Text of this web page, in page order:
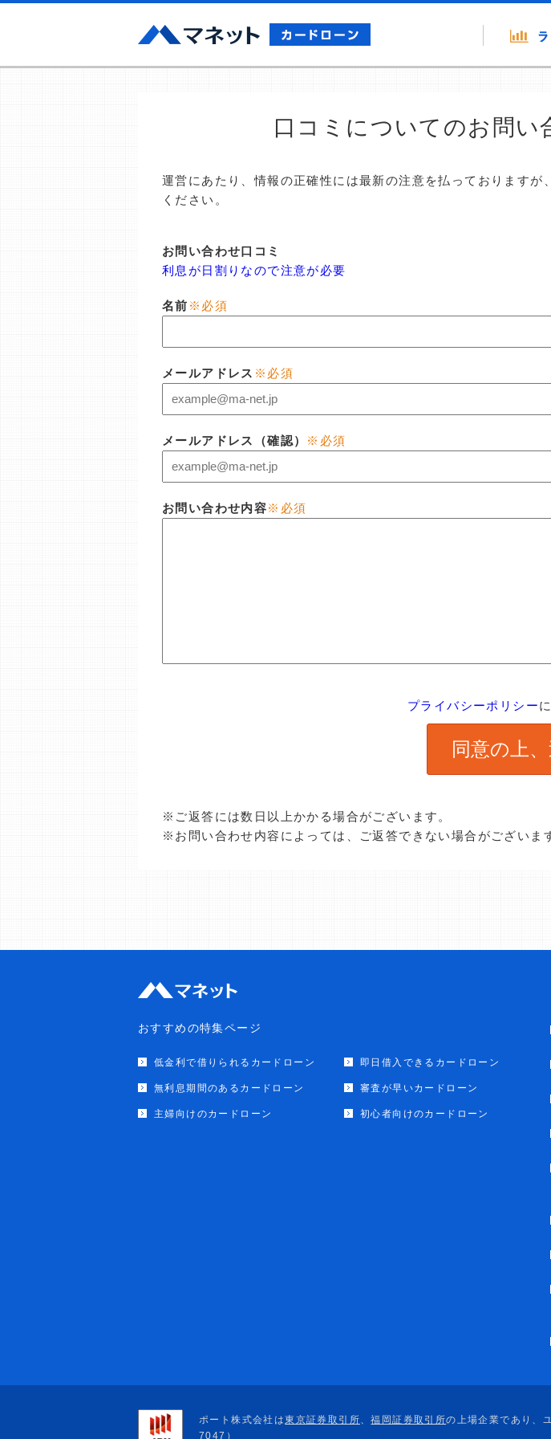
口コミについてのお問い
運営にあたり、情報の正確性には最新の注意を払っております
ください。
お問い合わせ口コミ
利息が日割りなので注意が必要
名前 ※必須
メールアドレス ※必須
メールアドレス（確認） ※必須
お問い合わせ内容※必須
プライバシーポリシー
※ご返答には数日以上かかる場合がございます。
※お問い合わせ内容によっては、ご返答できない場合がございま
おすすめの特集ページ
低金利で借りられるカードローン 即日借入できるカードローン
無利息期間のあるカードローン 審査が早いカードローン
主婦向けのカードローン 初心者向けのカードローン